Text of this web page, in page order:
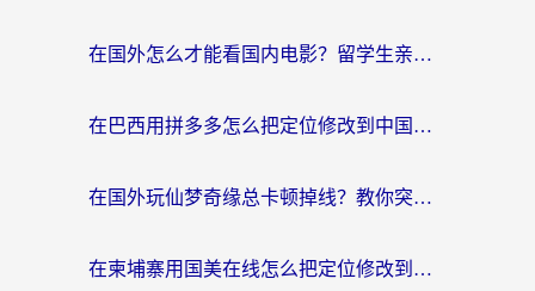
在国外怎么才能看国内电影？留学生亲测有效的地域限制突破指南
在巴西用拼多多怎么把定位修改到中国国内？3步解决海外党痛点，附芒果TV伊对可用攻略
在国外玩仙梦奇缘总卡顿掉线？教你突破限制+搞定追剧查诉讼的实用攻略
在柬埔寨用国美在线怎么把定位修改到中国国内？3个海外生活痛点一次解决